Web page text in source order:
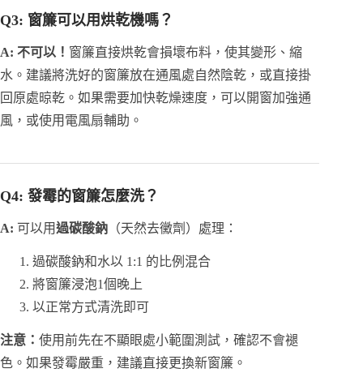
Q3: 窗簾可以用烘乾機嗎？
A: 不可以！ 窗簾直接烘乾會損壞布料，使其變形、縮
水。建議將洗好的窗簾放在通風處自然陰乾，或直接掛
回原處晾乾。如果需要加快乾燥速度，可以開窗加強通
風，或使用電風扇輔助。
Q4: 發霉的窗簾怎麼洗？
A: 可以用過碳酸鈉 （天然去黴劑）處理：
過碳酸鈉和水以 1:1 的比例混合
將窗簾浸泡1個晚上
以正常方式清洗即可
注意： 使用前先在不顯眼處小範圍測試，確認不會褪
色。如果發霉嚴重，建議直接更換新窗簾。